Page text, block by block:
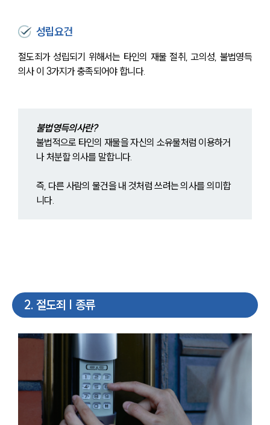
성립요건
절도죄가 성립되기 위해서는 타인의 재물 절취, 고의성, 불법영득
의사 이 3가지가 충족되어야 합니다.
불법영득의사란?
불법적으로 타인의 재물을 자신의 소유물처럼 이용하거
나 처분할 의사를 말합니다.
즉, 다른 사람의 물건을 내 것처럼 쓰려는 의사를 의미합
니다.
2. 절도죄 | 종류